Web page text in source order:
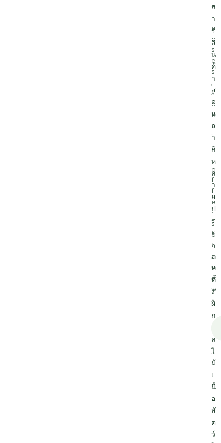
ก
า
ร
สิ
น
ค้
า
ส
ด
ห
ล
า
ก
ห
ล
า
ย
ป
ร
ะ
เ
ภ
ท
ทั้
ง
ผั
ก
ล
ไ
ม้
เ
นื้
อ
สั
ต
ว์
e
l
e
a
s
e
s
,
s
p
e
c
i
a
l
o
f
f
e
r
s
a
n
d
n
e
w
s
.